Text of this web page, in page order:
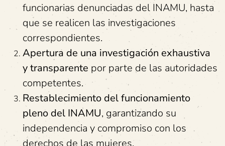
funcionarias denunciadas del INAMU, hasta
que se realicen las investigaciones
correspondientes.
Apertura de una investigación exhaustiva
y transparente por parte de las autoridades
competentes.
Restablecimiento del funcionamiento
pleno del INAMU, garantizando su
independencia y compromiso con los
derechos de las mujeres.